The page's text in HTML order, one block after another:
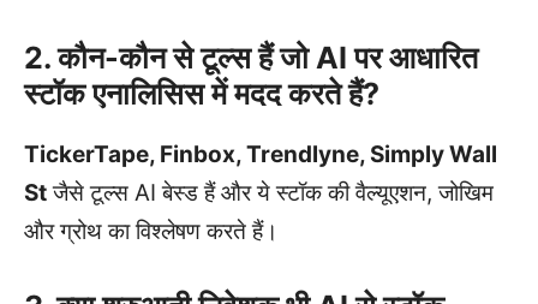
2. कौन-कौन से टूल्स हैं जो AI पर आधारित
स्टॉक एनालिसिस में मदद करते हैं?
TickerTape, Finbox, Trendlyne, Simply Wall
Stजैसे टूल्स AI बेस्ड हैं और ये स्टॉक की वैल्यूएशन, जोखिम
और ग्रोथ का विश्लेषण करते हैं।